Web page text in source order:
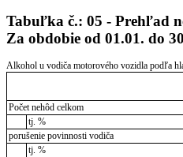
Tabuľka č.: 05 - Prehľad
Za obdobie od 01.01. do
Alkohol u vodiča motorového vozidla podľa
Počet nehôd celkom
tj. %
porušenie povinnosti vodiča
tj. %